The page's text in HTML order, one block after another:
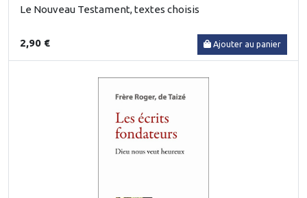
Le Nouveau Testament, textes choisis
2,90 € Ajouter au panier